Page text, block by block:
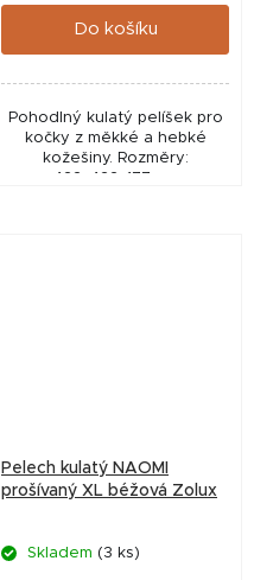
Do košíku
Pohodlný kulatý pelíšek pro
kočky z měkké a hebké
kožešiny. Rozměry:
422x422x177mm
Pelech kulatý NAOMI
prošívaný XL béžová Zolux
Skladem (3 ks)